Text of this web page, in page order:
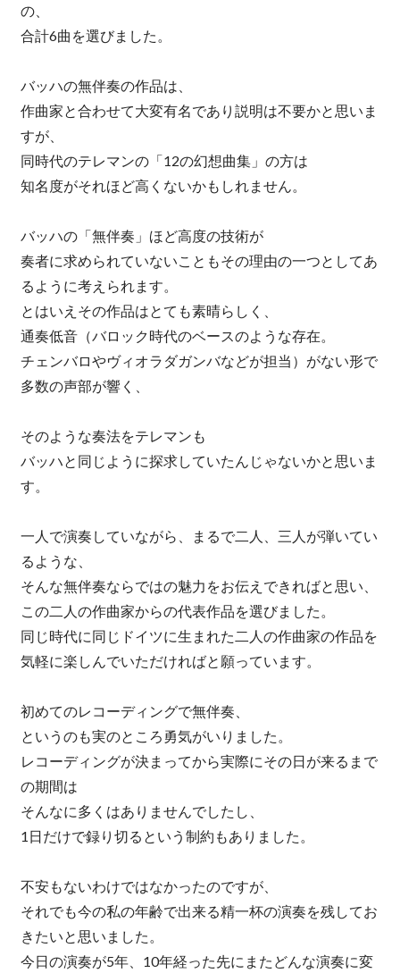
の、
合計6曲を選びました。
バッハの無伴奏の作品は、
作曲家と合わせて大変有名であり説明は不要かと思いま
すが、
同時代のテレマンの「12の幻想曲集」の方は
知名度がそれほど高くないかもしれません。
バッハの「無伴奏」ほど高度の技術が
奏者に求められていないこともその理由の一つとしてあ
るように考えられます。
とはいえその作品はとても素晴らしく、
通奏低音（バロック時代のベースのような存在。
チェンバロやヴィオラダガンバなどが担当）がない形で
多数の声部が響く、
そのような奏法をテレマンも
バッハと同じように探求していたんじゃないかと思いま
す。
一人で演奏していながら、まるで二人、三人が弾いてい
るような、
そんな無伴奏ならではの魅力をお伝えできればと思い、
この二人の作曲家からの代表作品を選びました。
同じ時代に同じドイツに生まれた二人の作曲家の作品を
気軽に楽しんでいただければと願っています。
初めてのレコーディングで無伴奏、
というのも実のところ勇気がいりました。
レコーディングが決まってから実際にその日が来るまで
の期間は
そんなに多くはありませんでしたし、
1日だけで録り切るという制約もありました。
不安もないわけではなかったのですが、
それでも今の私の年齢で出来る精一杯の演奏を残してお
きたいと思いました。
今日の演奏が5年、10年経った先にまたどんな演奏に変